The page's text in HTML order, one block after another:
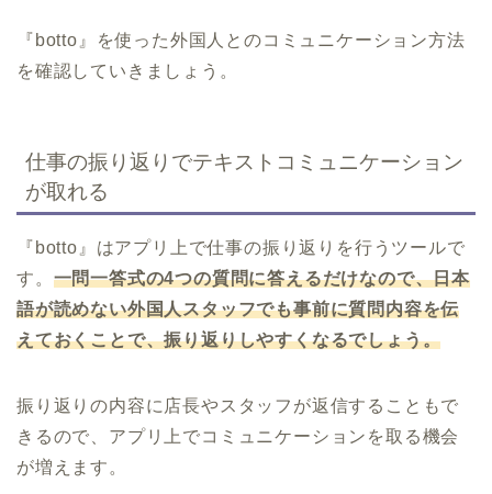
『botto』を使った外国人とのコミュニケーション方法
を確認していきましょう。
仕事の振り返りでテキストコミュニケーション
が取れる
『botto』はアプリ上で仕事の振り返りを行うツールで
す。 一問一答式の4つの質問に答えるだけなので、日本
語が読めない外国人スタッフでも事前に質問内容を伝
えておくことで、振り返りしやすくなるでしょう。
振り返りの内容に店長やスタッフが返信することもで
きるので、アプリ上でコミュニケーションを取る機会
が増えます。